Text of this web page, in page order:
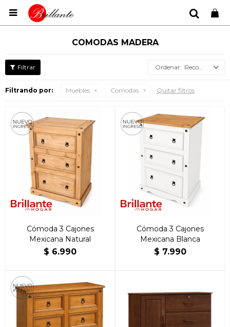

COMODAS MADERA
Recomendados
Filtrando por: Muebles Comodas Quitar filtros
Cómoda 3 Cajones
Mexicana Natural
$ 6.990
Cómoda 3 Cajones
Mexicana Blanca
$ 7.990